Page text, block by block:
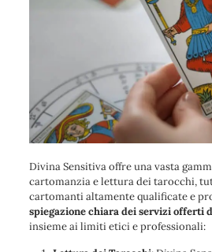
Divina Sensitiva offre una vasta
cartomanzia e lettura dei tarocchi,
cartomanti altamente qualificate e
spiegazione chiara dei servizi offerti
insieme ai limiti etici e professionali: